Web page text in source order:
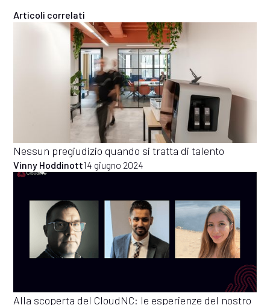
Articoli correlati
Nessun pregiudizio quando si tratta di talento
Vinny Hoddinott14 giugno 2024
Alla scoperta del CloudNC: le esperienze del nostro